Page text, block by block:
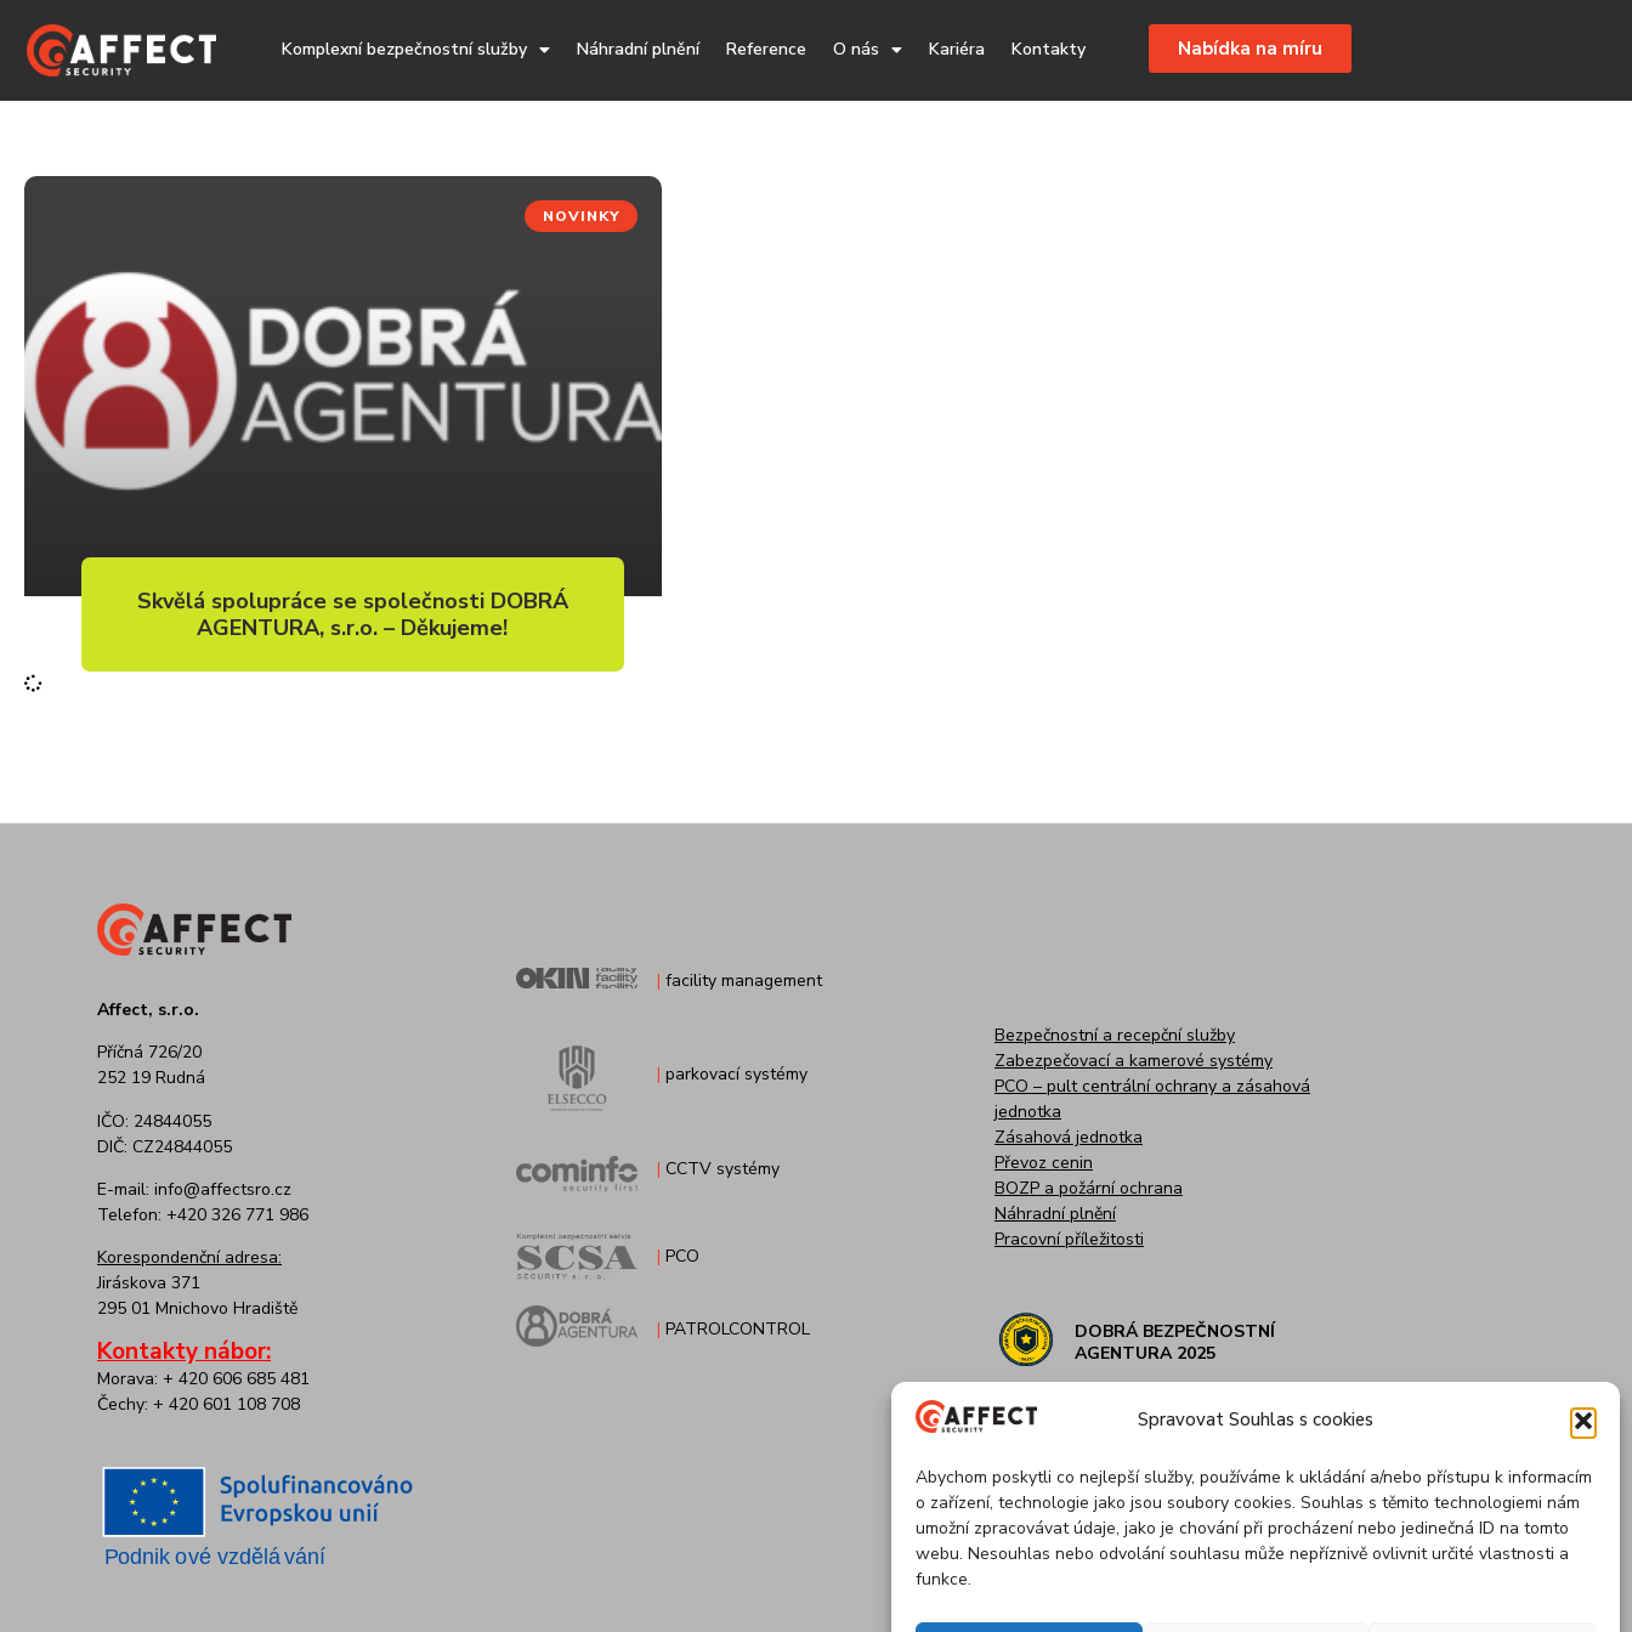
Spravovat Souhlas s cookies
Abychom poskytli co nejlepší služby, používáme k ukládání a/nebo přístupu k informacím
o zařízení, technologie jako jsou soubory cookies. Souhlas s těmito technologiemi nám
umožní zpracovávat údaje, jako je chování při procházení nebo jedinečná ID na tomto
webu. Nesouhlas nebo odvolání souhlasu může nepříznivě ovlivnit určité vlastnosti a
funkce.
Komplexní bezpečnostní služby Náhradní plnění Reference O nás Kariéra Kontakty Nabídka na míru
NOVINKY
Skvělá spolupráce se společnosti DOBRÁ
AGENTURA, s.r.o. – Děkujeme!
Affect, s.r.o.
Příčná 726/20
252 19 Rudná
IČO: 24844055
DIČ: CZ24844055
E-mail: info@affectsro.cz
Telefon: +420 326 771 986
Korespondenční adresa:
Jiráskova 371
295 01 Mnichovo Hradiště
Kontakty nábor:
Morava: + 420 606 685 481
Čechy: + 420 601 108 708
| facility management
| parkovací systémy
| CCTV systémy
| PCO
| PATROLCONTROL
Bezpečnostní a recepční služby
Zabezpečovací a kamerové systémy
PCO – pult centrální ochrany a zásahová
jednotka
Zásahová jednotka
Převoz cenin
BOZP a požární ochrana
Náhradní plnění
Pracovní příležitosti
DOBRÁ BEZPEČNOSTNÍ
AGENTURA 2025